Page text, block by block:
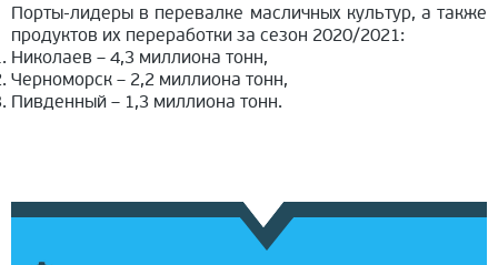
Порты-лидеры в перевалке масличных культур, а также
продуктов их переработки за сезон 2020/2021:
Николаев – 4,3 миллиона тонн,
Черноморск – 2,2 миллиона тонн,
Пивденный – 1,3 миллиона тонн.